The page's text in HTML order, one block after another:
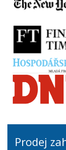
Prodej